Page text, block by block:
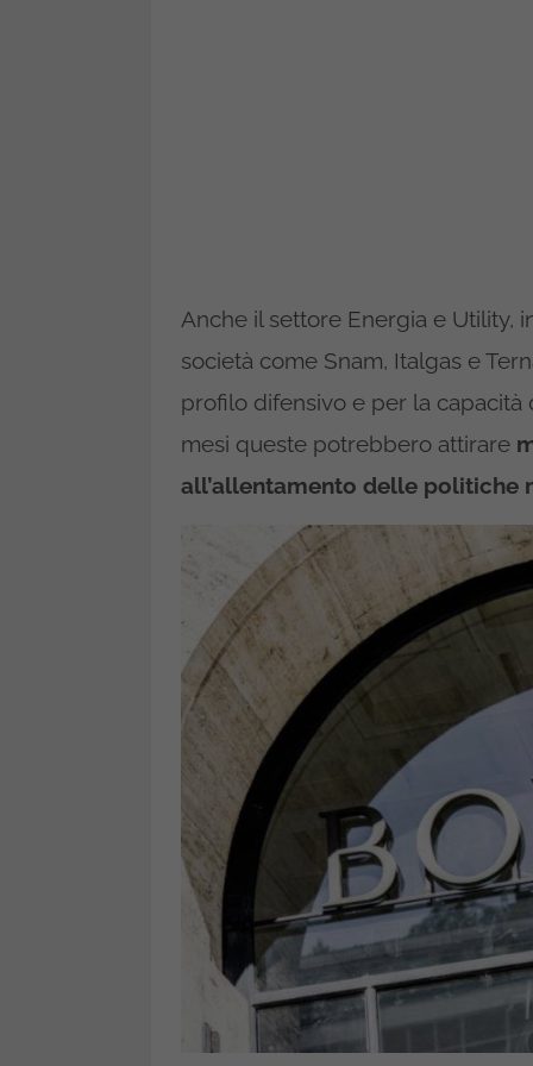
Anche il settore Energia e Utility,
società come Snam, Italgas e
profilo difensivo e per la
mesi queste potrebbero attirare
all’allentamento delle politiche